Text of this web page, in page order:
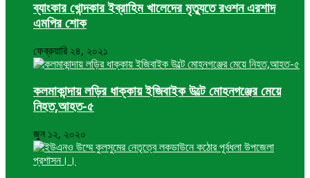
ব্যাংকার খোন্দকার ইব্রাহিম খালেদের মৃত্যুতে রওশন এরশাদ
এমপির শোক
ফেব্রুয়ারি ২৪, ২০২১
কলমাকান্দায় লড়ির ধাক্কায় ইজিবাইক উল্টে মোহনগঞ্জের মেয়ে
নিহত,আহত-৫
জুন ১২, ২০২০